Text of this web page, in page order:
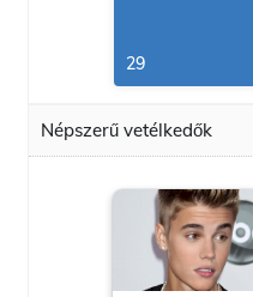
29
Népszerű vetélkedők